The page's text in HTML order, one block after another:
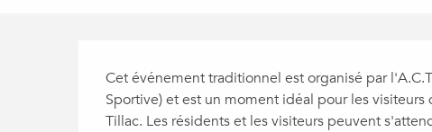
Description
Cet événement traditionnel est organisé par
Sportive) et est un moment idéal pour les
Tillac. Les résidents et les visiteurs peuvent